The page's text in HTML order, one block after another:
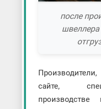
после
швеллера
сайте,